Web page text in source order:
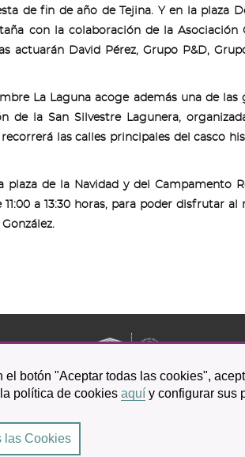
botón "Aceptar todas las cookies",
política de cookies aquí y configurar sus
las Cookies
de fin de año de Tejina. Y en la plaza
con la colaboración de la Asociación
actuarán David Pérez, Grupo P&D,
La Laguna acoge además una de las
de la San Silvestre Lagunera,
las calles principales del casco
de la Navidad y del Campamento
a 13:30 horas, para poder disfrutar al
uso | Accesibilidad